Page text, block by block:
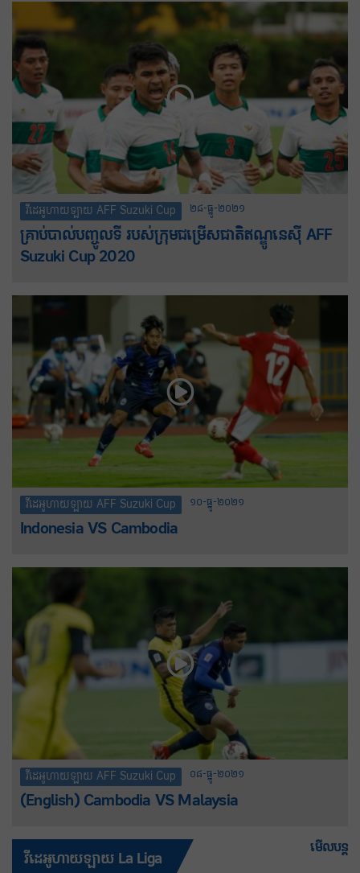
វីដេអូហាយឡាយ AFF Suzuki Cup ២៨-ធ្នូ-២០២១
គ្រាប់បាល់បញ្ចូលទី របស់ក្រុមជម្រើសជាតិឥណ្ឌូនេស៊ី AFF
Suzuki Cup 2020
វីដេអូហាយឡាយ AFF Suzuki Cup ១០-ធ្នូ-២០២១
Indonesia VS Cambodia
វីដេអូហាយឡាយ AFF Suzuki Cup ០៨-ធ្នូ-២០២១
(English) Cambodia VS Malaysia
វីដេអូហាយឡាយ La Liga
មើលបន្ត